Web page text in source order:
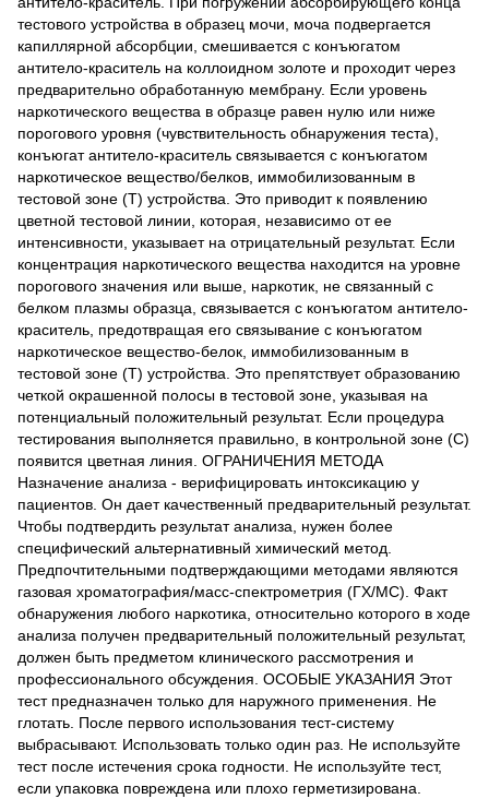
тестового устройства в образец мочи, моча подвергается
капиллярной абсорбции, смешивается с конъюгатом
антитело-краситель на коллоидном золоте и проходит через
предварительно обработанную мембрану. Если уровень
наркотического вещества в образце равен нулю или ниже
порогового уровня (чувствительность обнаружения теста),
конъюгат антитело-краситель связывается с конъюгатом
наркотическое вещество/белков, иммобилизованным в
тестовой зоне (Т) устройства. Это приводит к появлению
цветной тестовой линии, которая, независимо от ее
интенсивности, указывает на отрицательный результат. Если
концентрация наркотического вещества находится на уровне
порогового значения или выше, наркотик, не связанный с
белком плазмы образца, связывается с конъюгатом антитело-
краситель, предотвращая его связывание с конъюгатом
наркотическое вещество-белок, иммобилизованным в
тестовой зоне (T) устройства. Это препятствует образованию
четкой окрашенной полосы в тестовой зоне, указывая на
потенциальный положительный результат. Если процедура
тестирования выполняется правильно, в контрольной зоне (C)
появится цветная линия. ОГРАНИЧЕНИЯ МЕТОДА
Назначение анализа - верифицировать интоксикацию у
пациентов. Он дает качественный предварительный результат.
Чтобы подтвердить результат анализа, нужен более
специфический альтернативный химический метод.
Предпочтительными подтверждающими методами являются
газовая хроматография/масс-спектрометрия (ГХ/МС). Факт
обнаружения любого наркотика, относительно которого в ходе
анализа получен предварительный положительный результат,
должен быть предметом клинического рассмотрения и
профессионального обсуждения. ОСОБЫЕ УКАЗАНИЯ Этот
тест предназначен только для наружного применения. Не
глотать. После первого использования тест-систему
выбрасывают. Использовать только один раз. Не используйте
тест после истечения срока годности. Не используйте тест,
если упаковка повреждена или плохо герметизирована.